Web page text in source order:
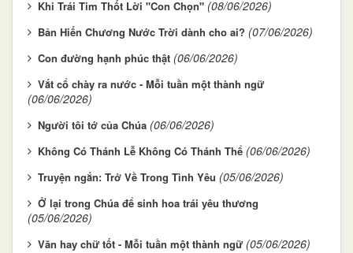
Khi Trái Tim Thốt Lời "Con Chọn" (08/06/2026)
Bản Hiến Chương Nước Trời dành cho ai? (07/06/2026)
Con đường hạnh phúc thật (06/06/2026)
Vắt cổ chày ra nước - Mỗi tuần một thành ngữ
(06/06/2026)
Người tôi tớ của Chúa (06/06/2026)
Không Có Thánh Lễ Không Có Thánh Thể (06/06/2026)
Truyện ngắn: Trở Về Trong Tình Yêu (05/06/2026)
Ở lại trong Chúa để sinh hoa trái yêu thương
(05/06/2026)
Văn hay chữ tốt - Mỗi tuần một thành ngữ (05/06/2026)